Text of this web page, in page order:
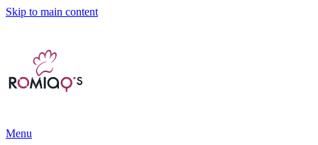
Skip to main content
Menu